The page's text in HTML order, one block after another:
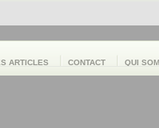
ARTICLES CONTACT QUI